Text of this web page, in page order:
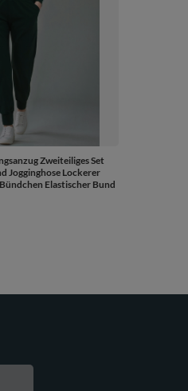
Zweiteiliges Set
Jogginghose Lockerer
Elastischer Bund